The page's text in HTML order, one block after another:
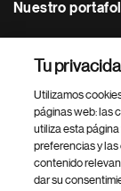
Nuestro
Footer Site
Tu
Utilizamos
páginas web: las
utiliza esta
preferencias y
contenido
dar su